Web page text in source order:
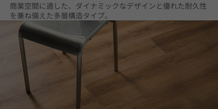
商業空間に適した、ダイナミックなデザインと優れた耐久性
を兼ね備えた多層構造タイプ。